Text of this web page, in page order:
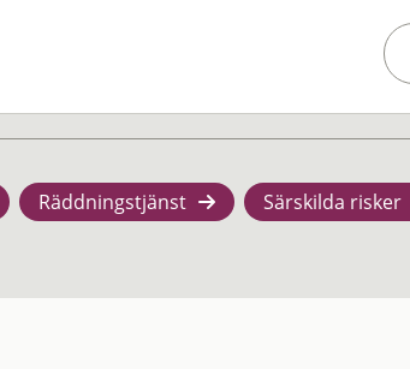
Räddningstjänst Särskilda risker